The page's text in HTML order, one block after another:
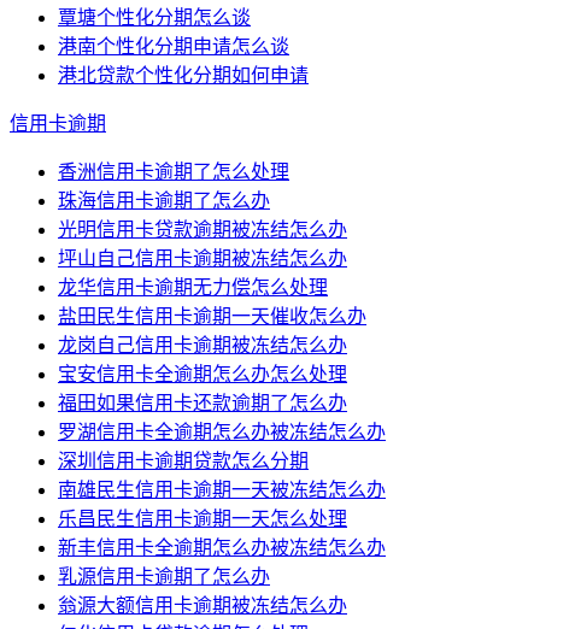
覃塘个性化分期怎么谈
港南个性化分期申请怎么谈
港北贷款个性化分期如何申请
信用卡逾期
香洲信用卡逾期了怎么处理
珠海信用卡逾期了怎么办
光明信用卡贷款逾期被冻结怎么办
坪山自己信用卡逾期被冻结怎么办
龙华信用卡逾期无力偿怎么处理
盐田民生信用卡逾期一天催收怎么办
龙岗自己信用卡逾期被冻结怎么办
宝安信用卡全逾期怎么办怎么处理
福田如果信用卡还款逾期了怎么办
罗湖信用卡全逾期怎么办被冻结怎么办
深圳信用卡逾期贷款怎么分期
南雄民生信用卡逾期一天被冻结怎么办
乐昌民生信用卡逾期一天怎么处理
新丰信用卡全逾期怎么办被冻结怎么办
乳源信用卡逾期了怎么办
翁源大额信用卡逾期被冻结怎么办